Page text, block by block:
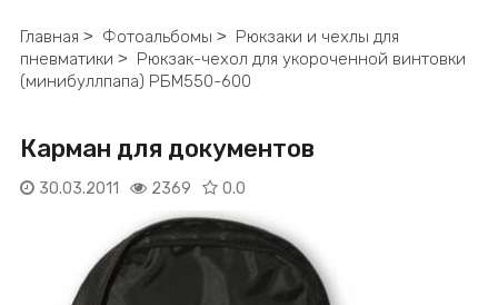
Главная ˃ Фотоальбомы ˃ Рюкзаки и чехлы для
пневматики ˃ Рюкзак-чехол для укороченной винтовки
(минибуллпапа) РБМ550-600
Карман для документов
30.03.2011 2369 0.0